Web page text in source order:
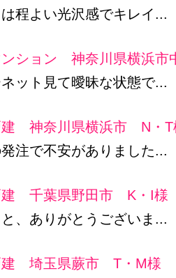
程よい光沢感でキレイ...
ンション 神奈川県横浜
ット見て曖昧な状態で...
建 神奈川県横浜市 N・T
注で不安がありました...
建 千葉県野田市 K・I様
、ありがとうございま...
建 埼玉県蕨市 T・M様